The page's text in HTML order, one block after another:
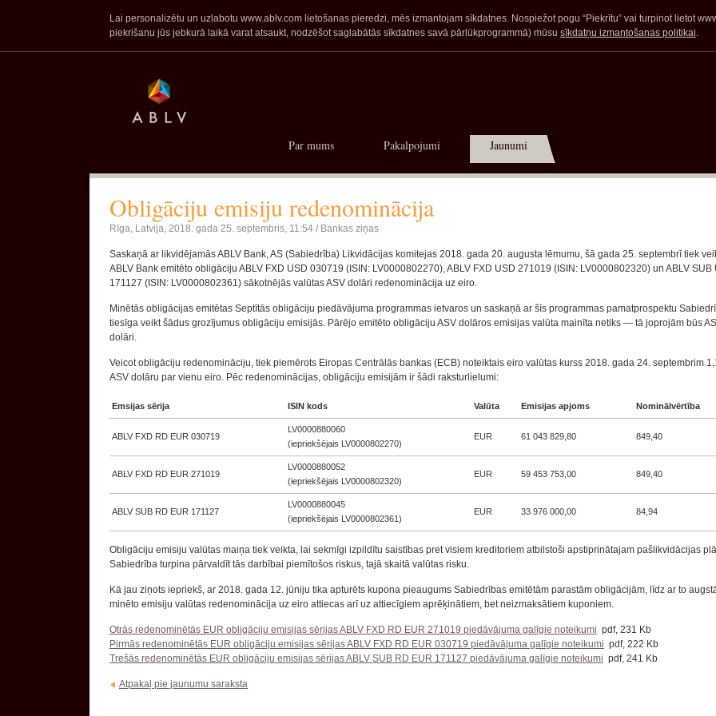
Lai personalizētu un uzlabotu www.ablv.com lietošanas pieredzi, mēs izmantojam sīkdatnes. Nospiežot pogu “Piekrītu” vai turpinot lietot
piekrišanu jūs jebkurā laikā varat atsaukt, nodzēšot saglabātās sīkdatnes savā pārlūkprogrammā) mūsu sīkdatņu izmantošanas politikai.
Par mums Pakalpojumi Jaunumi
Obligāciju emisiju redenominācija
Rīga, Latvija, 2018. gada 25. septembris, 11:54 / Bankas ziņas
Saskaņā ar likvidējamās ABLV Bank, AS (Sabiedrība) Likvidācijas komitejas 2018. gada 20. augusta lēmumu, šā gada 25. septembrī tiek
ABLV Bank emitēto obligāciju ABLV FXD USD 030719 (ISIN: LV0000802270), ABLV FXD USD 271019 (ISIN: LV0000802320) un ABLV SUB
171127 (ISIN: LV0000802361) sākotnējās valūtas ASV dolāri redenominācija uz eiro.
Minētās obligācijas emitētas Septītās obligāciju piedāvājuma programmas ietvaros un saskaņā ar šīs programmas pamatprospektu
tiesīga veikt šādus grozījumus obligāciju emisijās. Pārējo emitēto obligāciju ASV dolāros emisijas valūta mainīta netiks — tā joprojām būs
dolāri.
Veicot obligāciju redenomināciju, tiek piemērots Eiropas Centrālās bankas (ECB) noteiktais eiro valūtas kurss 2018. gada 24. septembrim
ASV dolāru par vienu eiro. Pēc redenominācijas, obligāciju emisijām ir šādi raksturlielumi:
Emsijas sērija ISIN kods Valūta Emisijas apjoms Nominālvērtība
ABLV FXD RD EUR 030719
LV0000880060
(iepriekšējais LV0000802270)
EUR 61 043 829,80 849,40
ABLV FXD RD EUR 271019
LV0000880052
(iepriekšējais LV0000802320)
EUR 59 453 753,00 849,40
ABLV SUB RD EUR 171127
LV0000880045
(iepriekšējais LV0000802361)
EUR 33 976 000,00 84,94
Obligāciju emisiju valūtas maiņa tiek veikta, lai sekmīgi izpildītu saistības pret visiem kreditoriem atbilstoši apstiprinātajam pašlikvidācijas
Sabiedrība turpina pārvaldīt tās darbībai piemītošos riskus, tajā skaitā valūtas risku.
Kā jau ziņots iepriekš, ar 2018. gada 12. jūniju tika apturēts kupona pieaugums Sabiedrības emitētām parastām obligācijām, līdz ar to
minēto emisiju valūtas redenominācija uz eiro attiecas arī uz attiecīgiem aprēķinātiem, bet neizmaksātiem kuponiem.
Otrās redenominētās EUR obligāciju emisijas sērijas ABLV FXD RD EUR 271019 piedāvājuma galīgie noteikumi pdf, 231 Kb
Pirmās redenominētās EUR obligāciju emisijas sērijas ABLV FXD RD EUR 030719 piedāvājuma galīgie noteikumi pdf, 222 Kb
Trešās redenominētās EUR obligāciju emisijas sērijas ABLV SUB RD EUR 171127 piedāvājuma galīgie noteikumi pdf, 241 Kb
Atpakaļ pie jaunumu saraksta